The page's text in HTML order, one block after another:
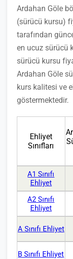
Ardahan Göle
(sürücü kursu)
tarafından
en ucuz sürücü
sürücü kursu
Ardahan Göle
kurs kalitesi ve
göstermektedir.
Ehliyet
Sınıfları
A1 Sınıfı
Ehliyet
A2 Sınıfı
Ehliyet
A Sınıfı Ehliyet
B Sınıfı Ehliyet